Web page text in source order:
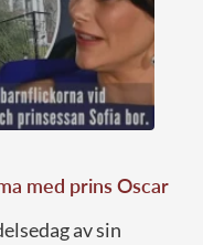
med prins Oscar
av sin